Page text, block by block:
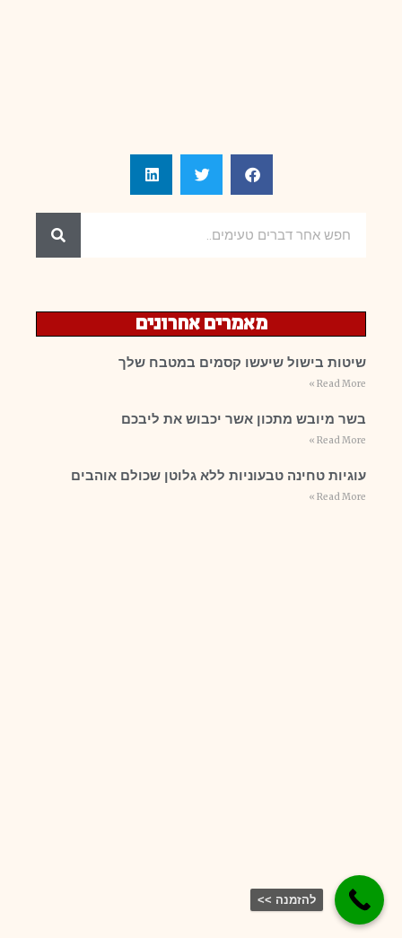
מאמרים אחרונים
שיטות בישול שיעשו קסמים במטבח שלך
Read More »
בשר מיובש מתכון אשר יכבוש את ליבכם
Read More »
עוגיות טחינה טבעוניות ללא גלוטן שכולם אוהבים
Read More »
להזמנה >>